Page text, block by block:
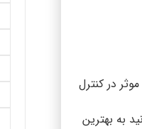
در کنترل
به بهترین